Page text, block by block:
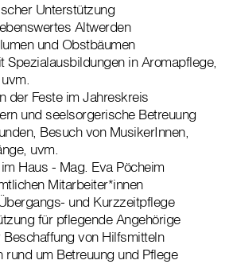
Unterstützung
Altwerden
und Obstbäumen
Spezialausbildungen in Aromapflege,
der Feste im Jahreskreis
und seelsorgerische Betreuung
Besuch von MusikerInnen,
uvm.
Haus - Mag. Eva Pöcheim
Mitarbeiter*innen
und Kurzzeitpflege
für pflegende Angehörige
Beschaffung von Hilfsmitteln
rund um Betreuung und Pflege